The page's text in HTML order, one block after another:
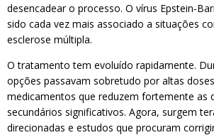
desencadear o processo. O vírus Epstein-
sido cada vez mais associado a situações
esclerose múltipla.
O tratamento tem evoluído rapidamente.
opções passavam sobretudo por altas
medicamentos que reduzem fortemente as
secundários significativos. Agora, surgem
direcionadas e estudos que procuram